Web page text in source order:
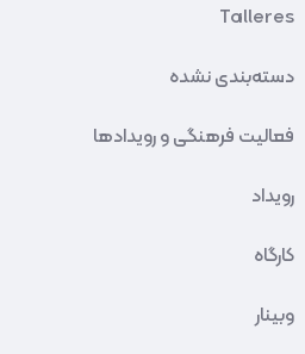
Talleres
دسته‌بندی نشده
فعالیت فرهنگی و رویدادها
رویداد
کارگاه
وبینار